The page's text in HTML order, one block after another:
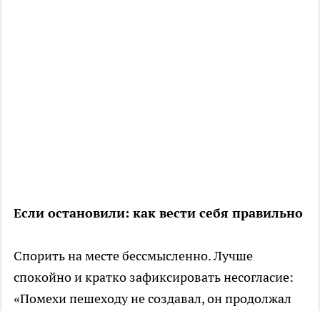
Если остановили: как вести себя правильно
Спорить на месте бессмысленно. Лучше
спокойно и кратко зафиксировать несогласие:
«Помехи пешеходу не создавал, он продолжал